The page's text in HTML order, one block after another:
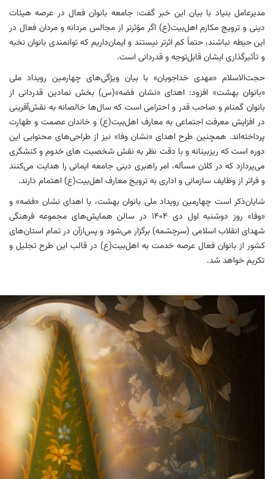
مدیرعامل بنیاد با بیان این خبر گفت: جامعه بانوان فعال در عرصه هیئات
دینی و ترویج مکارم اهل‌بیت(ع) اگر مؤثرتر از مجالس مردانه و مردان فعال در
این حیطه نباشند، حتماً کم اثرتر نیستند و ایمان‌داریم که توانمندی بانوان نخبه
و تأثیرگذاری ایشان قابل‌توجه و قدردانی است.
حجت‌الاسلام «مهدی خداجویان» با بیان ویژگی‌های چهارمین رویداد ملی
«بانوان بهشت» افزود: اهدای «نشان فضه»(س) بخش نمادین قدردانی از
بانوان گمنام و صاحب قدر و احترامی است که سال‌ها خالصانه به نقش‌آفرینی
در افزایش معرفت اجتماعی به معارف اهل‌بیت(ع) و خاندان عصمت و طهارت
پرداخته‌اند. همچنین طرح اهدای «نشان وفا» نیز از طراحی‌های محتوایی این
دوره است که ریزبینانه و با دقت نظر به نقش شخصیت های خدوم و کنشگری
می‌پردازد که در کلان مسأله، امر راهبری دینی جامعه ایمانی را هدایت می‌کنند
و فراتر از وظایف سازمانی و اداری به ترویج معارف اهل‌بیت(ع) اهتمام دارند.
شایان‌ذکر است چهارمین رویداد ملی بانوان بهشت، با اهدای نشان «فضه» و
«وفا» روز دوشنبه اول دی ۱۴۰۴ در سالن همایش‌های مجموعه فرهنگی
شهدای انقلاب اسلامی (سرچشمه) برگزار می‌شود و پس‌ازآن در تمام استان‌های
کشور از بانوان فعال عرصه خدمت به اهل‌بیت(ع) در قالب این طرح تجلیل و
تکریم خواهد شد.